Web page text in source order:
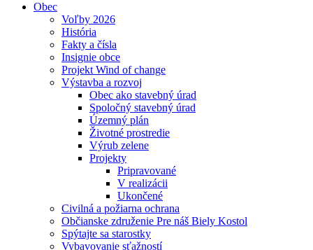
Obec
Voľby 2026
História
Fakty a čísla
Insignie obce
Projekt Wind of change
Výstavba a rozvoj
Obec ako stavebný úrad
Spoločný stavebný úrad
Územný plán
Životné prostredie
Výrub zelene
Projekty
Pripravované
V realizácii
Ukončené
Civilná a požiarna ochrana
Občianske združenie Pre náš Biely Kostol
Spýtajte sa starostky
Vybavovanie sťažností